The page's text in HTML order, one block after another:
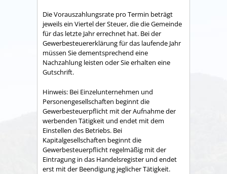
Die Vorauszahlungsrate pro Termin beträgt
jeweils ein Viertel der Steuer, die die Gemeinde
für das letzte Jahr errechnet hat. Bei der
Gewerbesteuererklärung für das laufende Jahr
müssen Sie dementsprechend eine
Nachzahlung leisten oder Sie erhalten eine
Gutschrift.
Hinweis: Bei Einzelunternehmen und
Personengesellschaften beginnt die
Gewerbesteuerpflicht mit der Aufnahme der
werbenden Tätigkeit und endet mit dem
Einstellen des Betriebs. Bei
Kapitalgesellschaften beginnt die
Gewerbesteuerpflicht regelmäßig mit der
Eintragung in das Handelsregister und endet
erst mit der Beendigung jeglicher Tätigkeit.